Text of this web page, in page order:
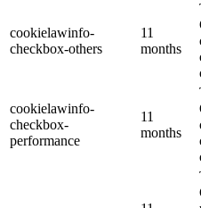
cookielawinfo-
checkbox-others
11
months
cookielawinfo-
checkbox-
performance
11
months